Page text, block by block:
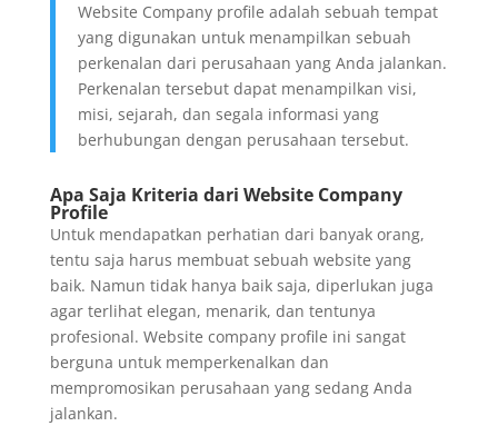
Website Company profile adalah sebuah tempat
yang digunakan untuk menampilkan sebuah
perkenalan dari perusahaan yang Anda jalankan.
Perkenalan tersebut dapat menampilkan visi,
misi, sejarah, dan segala informasi yang
berhubungan dengan perusahaan tersebut.
Apa Saja Kriteria dari Website Company
Profile
Untuk mendapatkan perhatian dari banyak orang,
tentu saja harus membuat sebuah website yang
baik. Namun tidak hanya baik saja, diperlukan juga
agar terlihat elegan, menarik, dan tentunya
profesional. Website company profile ini sangat
berguna untuk memperkenalkan dan
mempromosikan perusahaan yang sedang Anda
jalankan.